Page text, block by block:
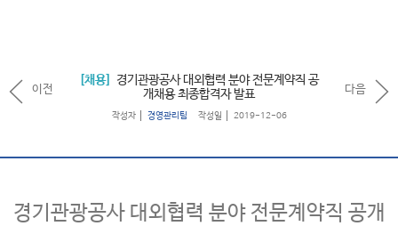
채용
경기관광공사 대외협력 분야 전문계약직 공
개채용 최종합격자 발표
작성자 경영관리팀 작성일 2019-12-06
이전 다음
경기관광공사 대외협력 분야 전문계약직 공개